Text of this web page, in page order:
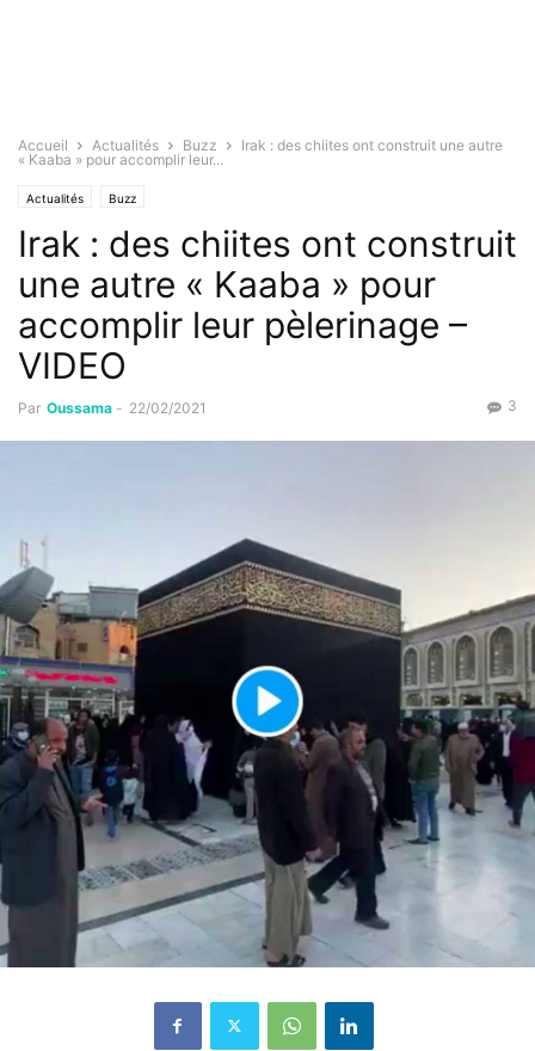
Accueil Actualités Buzz
Irak : des chiites ont construit une autre
« Kaaba » pour accomplir leur...
Actualités Buzz
Irak : des chiites ont construit
une autre « Kaaba » pour
accomplir leur pèlerinage –
VIDEO
Par Oussama - 22/02/2021 3